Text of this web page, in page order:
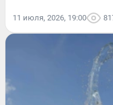
11 июля, 2026, 19:00